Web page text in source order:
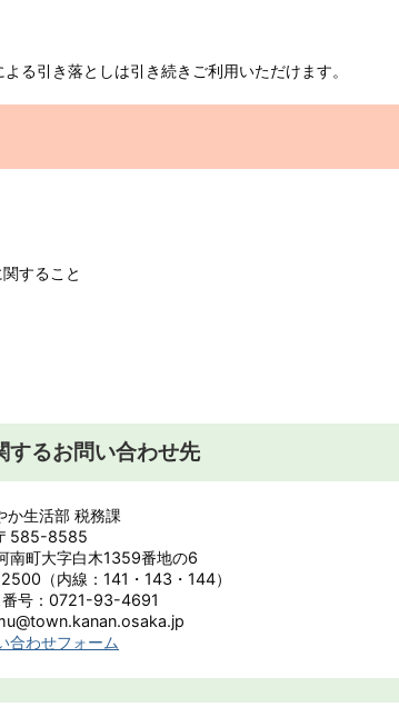
る引き落としは引き続きご利用いただけます。
すること
するお問い合わせ先
か生活部 税務課
585-8585
南町大字白木1359番地の6
（内線：141・143・144）
番号：0721-93-4691
合わせフォーム